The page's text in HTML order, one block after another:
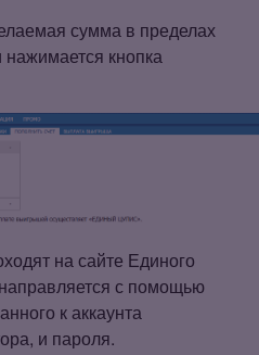
сумма в пределах
кнопка
на сайте Единого
с помощью
к аккаунта
и пароля.